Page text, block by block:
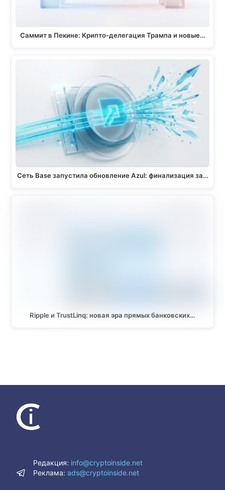
Саммит в Пекине: Крипто-делегация Трампа и новые…
Сеть Base запустила обновление Azul: финализация за…
Ripple и TrustLinq: новая эра прямых банковских…
Редакция: info@cryptoinside.net
Реклама:ads@cryptoinside.net